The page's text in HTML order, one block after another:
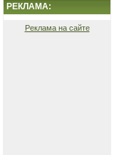
РЕКЛАМА:
Реклама на сайте